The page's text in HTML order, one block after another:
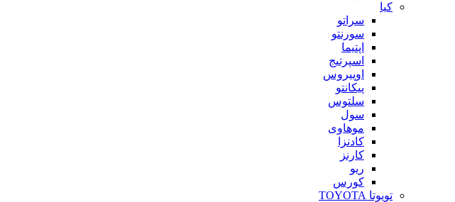
کیا
سراتو
سورنتو
اپتیما
اسپرتیج
اوپیروس
پیکانتو
سلتوس
سول
موهاوی
کادنزا
کارنز
ریو
کورس
تویوتا TOYOTA